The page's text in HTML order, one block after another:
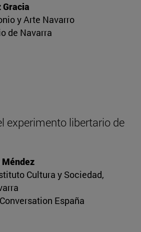
Gracia
y Arte Navarro
de Navarra
experimento libertario de
Cultura y Sociedad,
España